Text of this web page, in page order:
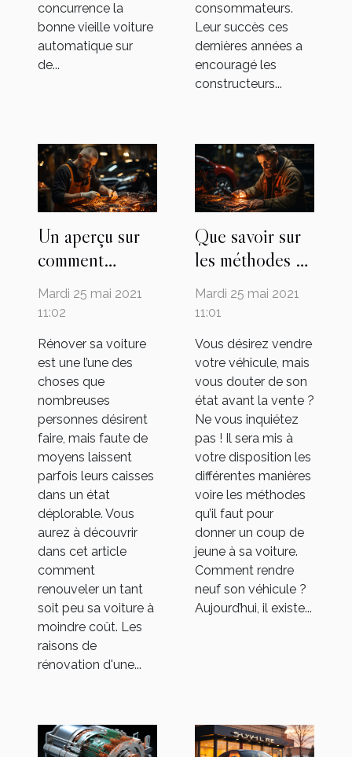
concurrence la
bonne vieille voiture
automatique sur
de...
consommateurs.
Leur succès ces
dernières années a
encouragé les
constructeurs...
Un aperçu sur
comment
rénover son
véhicule
Mardi 25 mai 2021
11:02
Rénover sa voiture
est une l’une des
choses que
nombreuses
personnes désirent
faire, mais faute de
moyens laissent
parfois leurs caisses
dans un état
déplorable. Vous
aurez à découvrir
dans cet article
comment
renouveler un tant
soit peu sa voiture à
moindre coût. Les
raisons de
rénovation d'une...
Que savoir sur
les méthodes de
réparation des
voitures ?
Mardi 25 mai 2021
11:01
Vous désirez vendre
votre véhicule, mais
vous douter de son
état avant la vente ?
Ne vous inquiétez
pas ! Il sera mis à
votre disposition les
différentes manières
voire les méthodes
qu’il faut pour
donner un coup de
jeune à sa voiture.
Comment rendre
neuf son véhicule ?
Aujourd’hui, il existe...